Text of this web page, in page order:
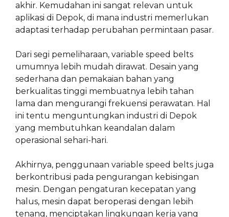
akhir. Kemudahan ini sangat relevan untuk
aplikasi di Depok, di mana industri memerlukan
adaptasi terhadap perubahan permintaan pasar.
Dari segi pemeliharaan, variable speed belts
umumnya lebih mudah dirawat. Desain yang
sederhana dan pemakaian bahan yang
berkualitas tinggi membuatnya lebih tahan
lama dan mengurangi frekuensi perawatan. Hal
ini tentu menguntungkan industri di Depok
yang membutuhkan keandalan dalam
operasional sehari-hari.
Akhirnya, penggunaan variable speed belts juga
berkontribusi pada pengurangan kebisingan
mesin. Dengan pengaturan kecepatan yang
halus, mesin dapat beroperasi dengan lebih
tenang, menciptakan lingkungan kerja yang